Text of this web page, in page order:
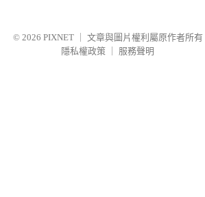
© 2026 PIXNET
文章與圖片權利屬原作者所有
隱私權政策
服務聲明